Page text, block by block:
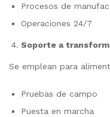
Procesos de
Operaciones 24/7
Soporte a
Se emplean para
Pruebas de campo
Puesta en marcha